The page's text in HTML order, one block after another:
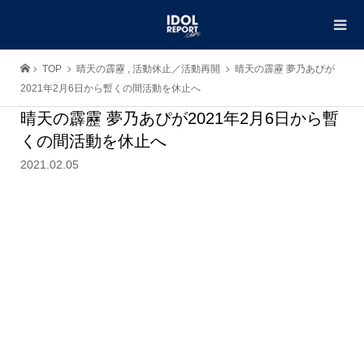
TOP 晴天の霹靂 , 活動休止／活動再開
晴天の霹靂 夢乃あぴが
2021年2月6日から暫くの間活動を休止へ
晴天の霹靂 夢乃あぴが2021年2月6日から暫
くの間活動を休止へ
2021.02.05